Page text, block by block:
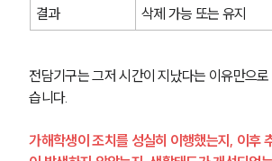
결과
삭제 가능 또는 유지
전담기구는 그저 시간이 지났다는 이유만으
습니다.
가해학생이 조치를 성실히 이행했는지, 이후